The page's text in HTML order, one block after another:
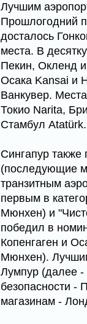
Лучшим
Прошлогодний
досталось
места. В
Пекин, Окленд
Осака Kansai и
Ванкувер.
Токио Narita,
Стамбул Atatürk.
Сингапур также
(последующие
транзитным
первым в
Мюнхен) и
победил в
Копенгаген и
Мюнхен).
Лумпур (далее -
безопасности -
магазинам -